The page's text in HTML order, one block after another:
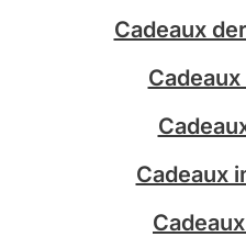
r
a
m
Cadeaux
Cadeaux